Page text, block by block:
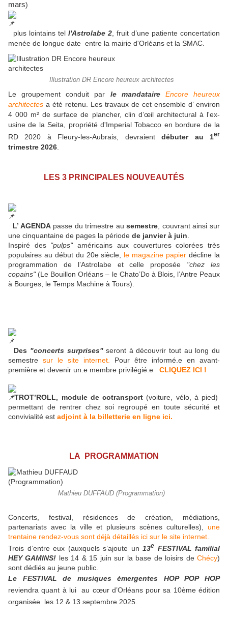
mars)
plus lointains tel l'Astrolabe 2 , fruit d’une patiente concertation
menée de longue date entre la mairie d'Orléans et la SMAC.
Illustration DR Encore heureux architectes
Le groupement conduit par le mandataire Encore heureux
architectes a été retenu. Les travaux de cet ensemble d’ environ
4 000 m² de surface de plancher, clin d’œil architectural à l'ex-
usine de la Seita, propriété d'Imperial Tobacco en bordure de la
RD 2020 à Fleury-les-Aubrais, devraientdébuter au 1er
trimestre 2026
LES 3 PRINCIPALES NOUVEAUTÉS
L’ AGENDApasse du trimestre ausemestre , couvrant ainsi sur
une cinquantaine de pages la période de janvier à juin
Inspiré des "pulps"américains aux couvertures colorées très
populaires au début du 20e siècle, le magazine papier décline la
programmation de l’Astrolabe et celle proposée "chez les
copains"(Le Bouillon Orléans – le Chato’Do à Blois, l’Antre Peaux
à Bourges, le Temps Machine à Tours).
Des "concerts surprises"seront à découvrir tout au long du
semestre sur le site internet.
Pour être informé.e en avant-
première et devenir un.e membre privilégié.e CLIQUEZ ICI !
TROT’ROLL, module de cotransport (voiture, vélo, à pied)
permettant de rentrer chez soi regroupé en toute sécurité et
convivialité est adjoint à la billetterie en ligne ici.
LA PROGRAMMATION
Mathieu DUFFAUD (Programmation)
Concerts, festival, résidences de création, médiations,
partenariats avec la ville et plusieurs scènes culturelles), une
trentaine rendez-vous sont déjà détaillés ici sur le site internet.
Trois d’entre eux (auxquels s’ajoute un 13e FESTIVAL familial
HEY GAMINS! les 14 & 15 juin sur la base de loisirs deChécy)
sont dédiés au jeune public.
Le FESTIVAL de musiques émergentes HOP POP HOP
reviendra quant à lui au cœur d’Orléans pour sa 10ème édition
organisée les 12 & 13 septembre 2025.